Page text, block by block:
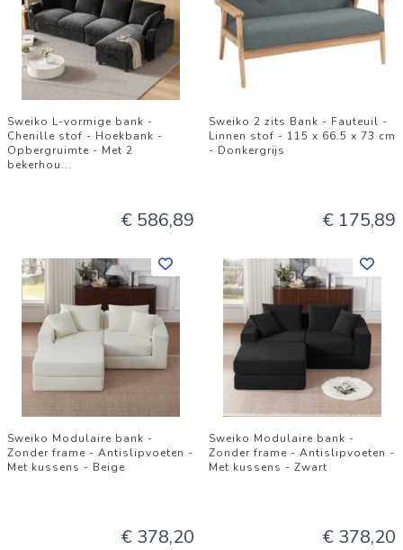
Sweiko L-vormige bank -
Chenille stof - Hoekbank -
Opbergruimte - Met 2
bekerhou...
€ 586,89
Sweiko 2 zits Bank - Fauteuil -
Linnen stof - 115 x 66.5 x 73 cm
- Donkergrijs
€ 175,89
Sweiko Modulaire bank -
Zonder frame - Antislipvoeten -
Met kussens - Beige
€ 378,20
Sweiko Modulaire bank -
Zonder frame - Antislipvoeten -
Met kussens - Zwart
€ 378,20